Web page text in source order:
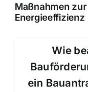
Maßnahmen
Energieeffizienz
Wie
ein